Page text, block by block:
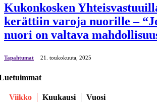
Kukonkosken
kerättiin varoja nuorille –
nuori on valtava
Tapahtumat 21. toukokuuta, 2025
Viikko Kuukausi Vuosi